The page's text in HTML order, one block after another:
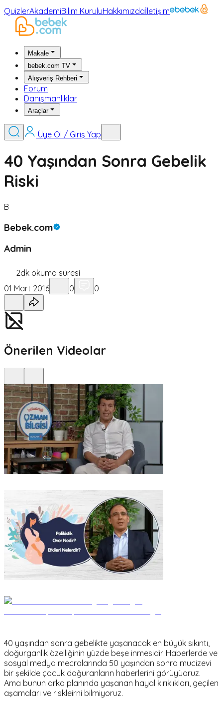
QuizlerAkademiBilim KuruluHakkımızdaİletişim
Makale
bebek.com TV
Alışveriş Rehberi
Forum
Danışmanlıklar
Araçlar
Üye Ol / Giriş Yap
40 Yaşından Sonra Gebelik
Riski
B
Bebek.com
Admin
2dk okuma süresi
01 Mart 2016
0 0
Önerilen Videolar
40 yaşından sonra gebelikte yaşanacak en büyük sıkıntı,
doğurganlık özelliğinin yüzde beşe inmesidir. Haberlerde ve
sosyal medya mecralarında 50 yaşından sonra mucizevi
bir şekilde çocuk doğuranların haberlerini görüyüoruz.
Ama bunun arka planında yaşanan hayal kırıklıkları, geçilen
aşamaları ve riskleirni bilmiyoruz.